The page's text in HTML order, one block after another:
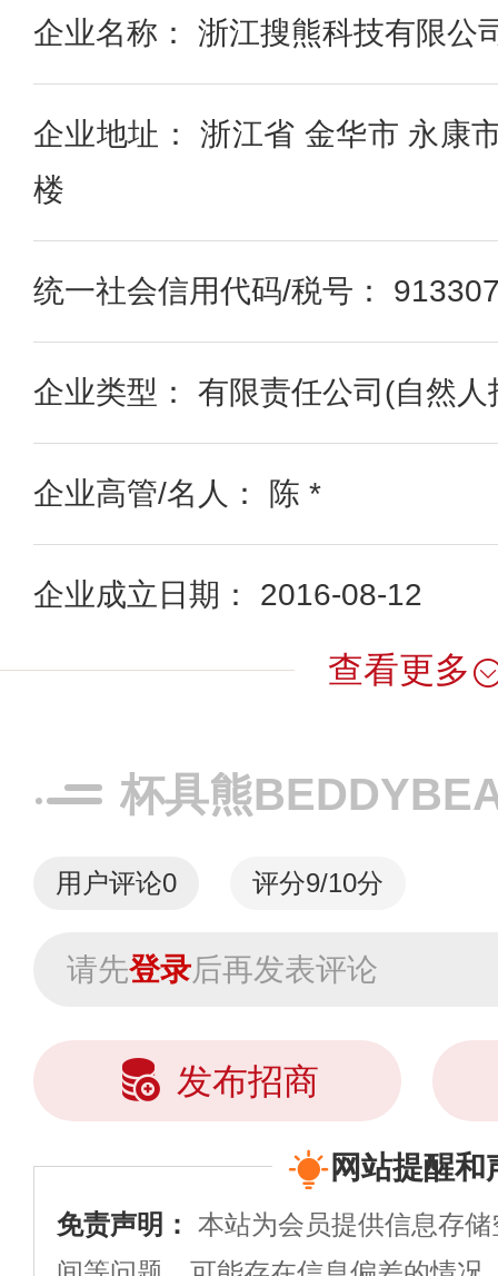
企业名称： 浙江搜熊科技有限公
企业地址： 浙江省 金华市 永康
楼
统一社会信用代码/税号：
企业类型： 有限责任公司(自然人
企业高管/名人： 陈 *
企业成立日期： 2016-08-12
查看更多
杯具熊
用户评论0 评分9/10分
请先登录后再发表评论
发布招商
网站提醒和
免责声明： 本站为会员提供信息存